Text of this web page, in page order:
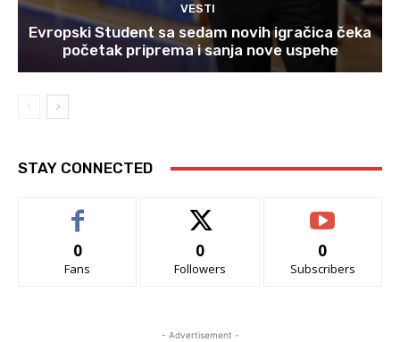
VESTI
Evropski Student sa sedam novih igračica čeka
početak priprema i sanja nove uspehe
STAY CONNECTED
0
Fans
0
Followers
0
Subscribers
- Advertisement -